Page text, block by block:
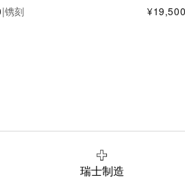
|镌刻
瑞士制造